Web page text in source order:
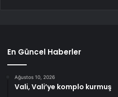
En Güncel Haberler
Ağustos 10, 2026
Vali, Vali’ye komplo kurmuş